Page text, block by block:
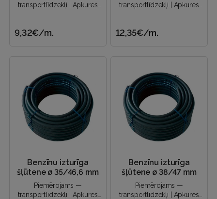
transportlīdzekļi | Apkures
un a..
9,32€/m.
transportlīdzekļi | Apkures
un a..
12,35€/m.
Benzīnu izturīga
šļūtene ø 35/46,6 mm
Piemērojams —
transportlīdzekļi | Apkures
Benzīnu izturīga
šļūtene ø 38/47 mm
Piemērojams —
transportlīdzekļi | Apkures